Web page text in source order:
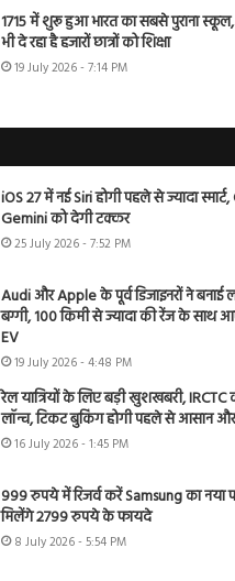
1715 में शुरू हुआ भारत का सबसे पुराना
भी दे रहा है हजारों छात्रों को शिक्षा
19 July 2026 - 7:14 PM
iOS 27 में नई Siri होगी पहले से ज्यादा
Gemini को देगी टक्कर
25 July 2026 - 7:52 PM
Audi और Apple के पूर्व डिजाइनरों ने बनाई
बग्गी, 100 किमी से ज्यादा की रेंज के साथ
EV
19 July 2026 - 4:48 PM
रेल यात्रियों के लिए बड़ी खुशखबरी, IRCTC
लॉन्च, टिकट बुकिंग होगी पहले से आसान
16 July 2026 - 1:45 PM
999 रुपये में रिजर्व करें Samsung का
मिलेंगे 2799 रुपये के फायदे
8 July 2026 - 5:54 PM